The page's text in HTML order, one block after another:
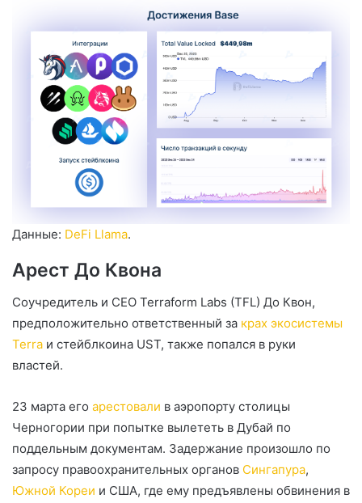
Данные: DeFi Llama.
Арест До Квона
Соучредитель и CEO Terraform Labs (TFL) До Квон,
предположительно ответственный за крах экосистемы
Terra и стейблкоина UST, также попался в руки
властей.
23 марта его арестовали в аэропорту столицы
Черногории при попытке вылететь в Дубай по
поддельным документам. Задержание произошло по
запросу правоохранительных органов Сингапура,
Южной Кореи и США, где ему предъявлены обвинения в